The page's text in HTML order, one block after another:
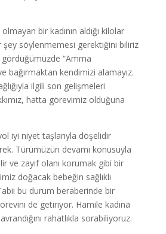
bir kadının aldığı kilolar
şey söylenmemesi gerektiğini biliriz
gördüğümüzde “Amma
bağırmaktan kendimizi alamayız.
ilgili son gelişmeleri
hatta görevimiz olduğuna
iyi niyet taşlarıyla döşelidir
Türümüzün devamı konusuyla
ve zayıf olanı korumak gibi bir
doğacak bebeğin sağlıklı
bu durum beraberinde bir
de getiriyor. Hamile kadına
rahatlıkla sorabiliyoruz.